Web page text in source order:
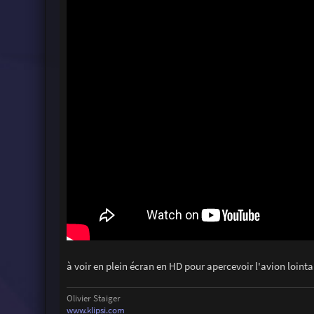
à voir en plein écran en HD pour apercevoir l'avion
Olivier Staiger
www.klipsi.com